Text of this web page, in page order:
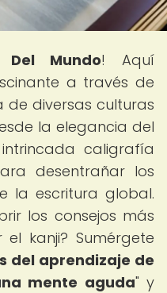
Del Mundo! Aquí
a través de
de diversas culturas
la elegancia del
caligrafía
desentrañar los
la escritura global.
los consejos más
kanji? Sumérgete
del aprendizaje de
mente aguda" y